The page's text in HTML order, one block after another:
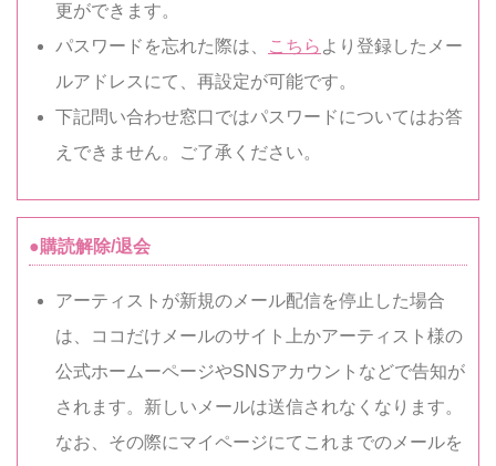
更ができます。
パスワードを忘れた際は、
こちら より登録したメー
ルアドレスにて、再設定が可能です。
下記問い合わせ窓口ではパスワードについてはお答
えできません。ご了承ください。
●購読解除/退会
アーティストが新規のメール配信を停止した場合
は、ココだけメールのサイト上かアーティスト様の
公式ホームーページやSNSアカウントなどで告知が
されます。新しいメールは送信されなくなります。
なお、その際にマイページにてこれまでのメールを